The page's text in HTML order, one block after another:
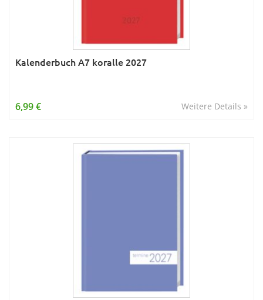
Kalenderbuch A7 koralle 2027
Weitere Details »
6,99 €